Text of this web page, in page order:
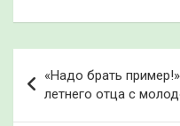
по
записям
«Надо брать
летнего отца с